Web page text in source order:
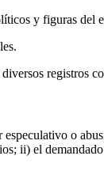
y figuras del
registros
o
ii) el